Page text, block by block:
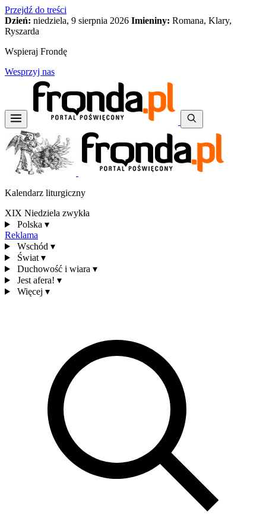
Przejdź do treści
Dzień: niedziela, 9 sierpnia 2026 Imieniny: Romana, Klary,
Ryszarda
Wspieraj Frondę
Wesprzyj nas
Kalendarz liturgiczny
XIX Niedziela zwykła
Polska ▾
Reklama
Wschód ▾
Świat ▾
Duchowość i wiara ▾
Jest afera! ▾
Więcej ▾